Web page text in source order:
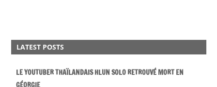
LATEST POSTS
LE YOUTUBER THAÏLANDAIS HLUN SOLO RETROUVÉ MORT EN
GÉORGIE